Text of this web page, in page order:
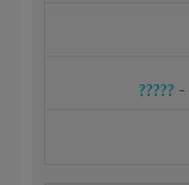
-
?????